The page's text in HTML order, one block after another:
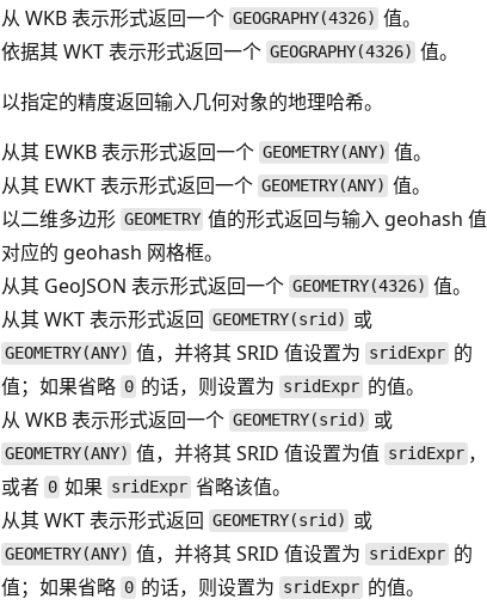
从 WKB 表示形式返回一个 GEOGRAPHY(4326) 值。
依据其 WKT 表示形式返回一个 GEOGRAPHY(4326) 值。
以指定的精度返回输入几何对象的地理哈希。
从其 EWKB 表示形式返回一个 GEOMETRY(ANY) 值。
从其 EWKT 表示形式返回一个 GEOMETRY(ANY) 值。
以二维多边形 GEOMETRY 值的形式返回与输入 geohash 值
对应的 geohash 网格框。
从其 GeoJSON 表示形式返回一个 GEOMETRY(4326) 值。
从其 WKT 表示形式返回 GEOMETRY(srid) 或
GEOMETRY(ANY) 值，并将其 SRID 值设置为 sridExpr 的
值；如果省略 0 的话，则设置为 sridExpr 的值。
从 WKB 表示形式返回一个 GEOMETRY(srid) 或
GEOMETRY(ANY) 值，并将其 SRID 值设置为值 sridExpr ，
或者 0 如果 sridExpr 省略该值。
从其 WKT 表示形式返回 GEOMETRY(srid) 或
GEOMETRY(ANY) 值，并将其 SRID 值设置为 sridExpr 的
值；如果省略 0 的话，则设置为 sridExpr 的值。